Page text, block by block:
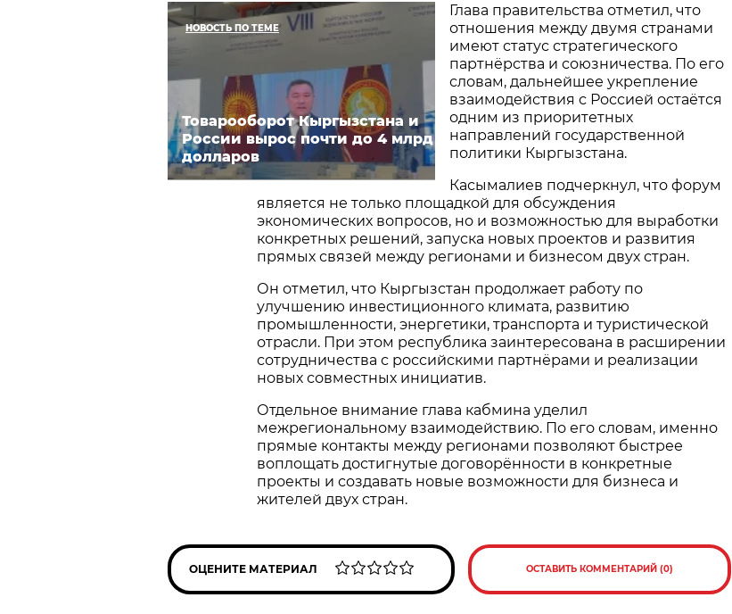
НОВОСТЬ ПО ТЕМЕ
Товарооборот Кыргызстана и
России вырос почти до 4 млрд
долларов
Глава правительства отметил, что
отношения между двумя странами
имеют статус стратегического
партнёрства и союзничества. По его
словам, дальнейшее укрепление
взаимодействия с Россией остаётся
одним из приоритетных
направлений государственной
политики Кыргызстана.
Касымалиев подчеркнул, что форум
является не только площадкой для обсуждения
экономических вопросов, но и возможностью для выработки
конкретных решений, запуска новых проектов и развития
прямых связей между регионами и бизнесом двух стран.
Он отметил, что Кыргызстан продолжает работу по
улучшению инвестиционного климата, развитию
промышленности, энергетики, транспорта и туристической
отрасли. При этом республика заинтересована в расширении
сотрудничества с российскими партнёрами и реализации
новых совместных инициатив.
Отдельное внимание глава кабмина уделил
межрегиональному взаимодействию. По его словам, именно
прямые контакты между регионами позволяют быстрее
воплощать достигнутые договорённости в конкретные
проекты и создавать новые возможности для бизнеса и
жителей двух стран.
ОЦЕНИТЕ МАТЕРИАЛ ОСТАВИТЬ КОММЕНТАРИЙ (0)